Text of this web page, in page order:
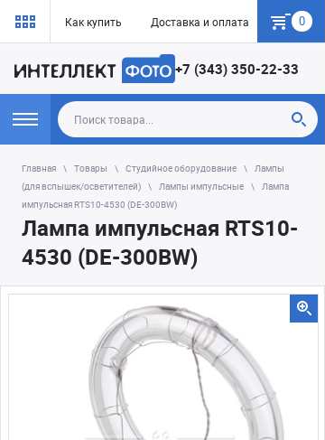
Как купить Доставка и оплата Гарантия
0
+7 (343) 350-22-33
Главная Товары Студийное оборудование
Лампы
(для вспышек/осветителей)
Лампы импульсные
Лампа
импульсная RTS10-4530 (DE-300BW)
Лампа импульсная RTS10-
4530 (DE-300BW)